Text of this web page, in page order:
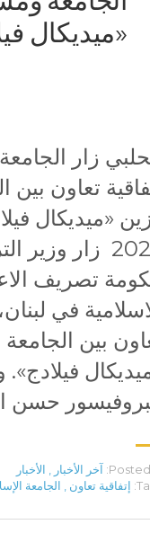
«ميديكال
زار
تعاون
2023 زار
تصريف
في
بين
حسن
Posted آخر الأخبار
الأخبار
إتفاقية تعاون الجامعة